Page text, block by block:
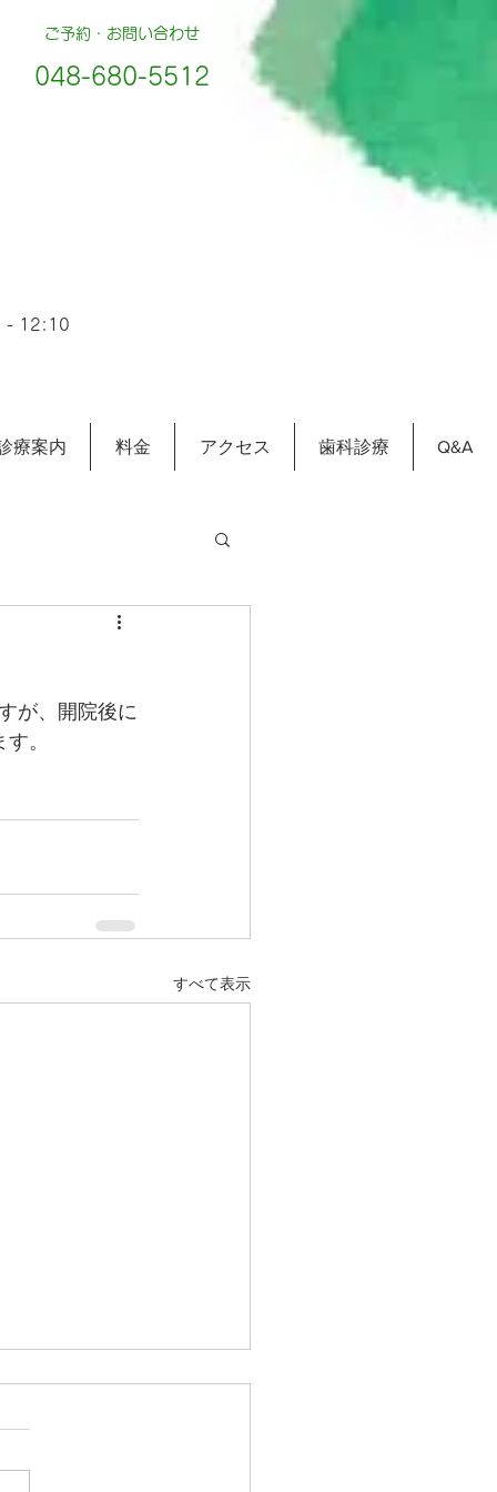
ご予約・お問い合わせ
048-680-5512
- 12:10
療案内 料金 アクセス 歯科診療 Q&A
が、開院後に
。
すべて表示